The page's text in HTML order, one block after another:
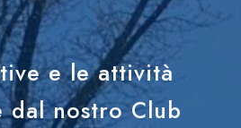
e le attività
dal nostro Club